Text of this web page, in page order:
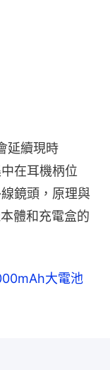
延續現時
在耳機柄位
鏡頭，原理與
體和充電盒的
大電池